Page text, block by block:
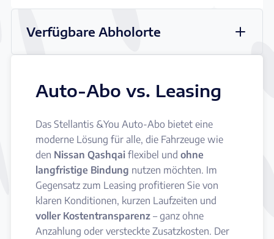
Verfügbare Abholorte
Auto-Abo vs. Leasing
Das Stellantis &You Auto-Abo bietet eine
moderne Lösung für alle, die Fahrzeuge wie
den Nissan Qashqai flexibel und ohne
langfristige Bindung nutzen möchten. Im
Gegensatz zum Leasing profitieren Sie von
klaren Konditionen, kurzen Laufzeiten und
voller Kostentransparenz – ganz ohne
Anzahlung oder versteckte Zusatzkosten. Der